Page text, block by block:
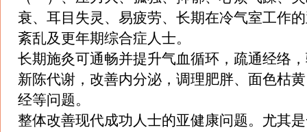
衰、耳目失灵、易疲劳、长期在冷气室工作
紊乱及更年期综合症人士。
长期施灸可通畅并提升气血循环，疏通经络
新陈代谢，改善内分泌，调理肥胖、面色枯
经等问题。
整体改善现代成功人士的亚健康问题。尤其